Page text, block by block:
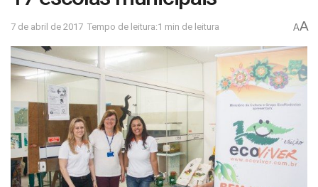
7 de abril de 2017 Tempo de leitura:1 min de leitura AA